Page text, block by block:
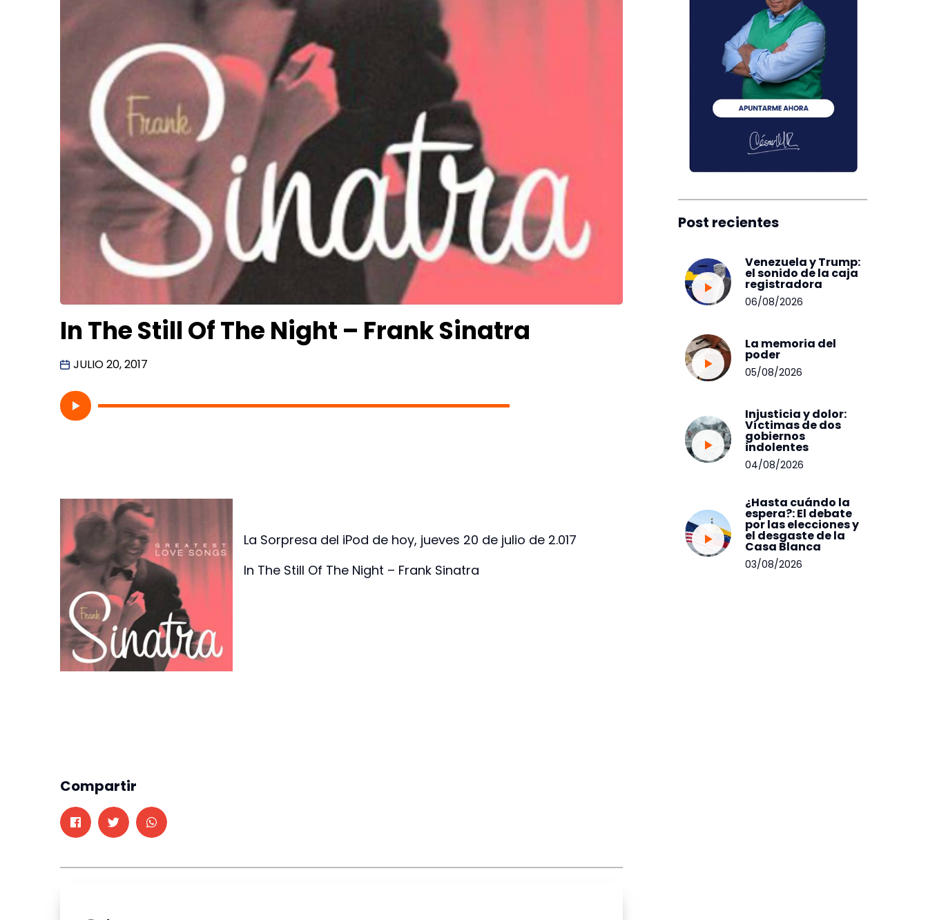
In The Still Of The Night – Frank Sinatra
JULIO 20, 2017
La Sorpresa del iPod de hoy, jueves 20 de julio de 2.017
In The Still Of The Night – Frank Sinatra
Compartir
Post recientes
Venezuela y Trump:
el sonido de la caja
registradora
06/08/2026
La memoria del
poder
05/08/2026
Injusticia y dolor:
Víctimas de dos
gobiernos
indolentes
04/08/2026
¿Hasta cuándo la
espera?: El debate
por las elecciones y
el desgaste de la
Casa Blanca
03/08/2026